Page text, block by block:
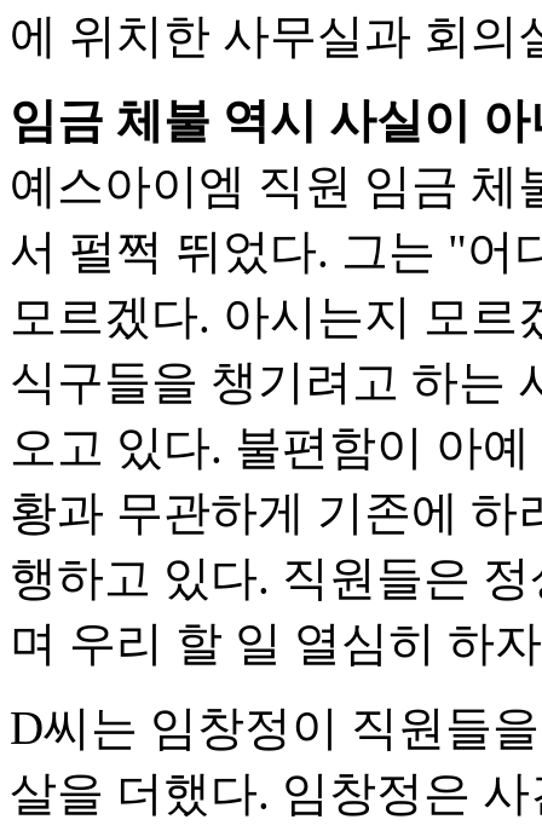
에 위치한 사무실과 회의
임금 체불 역시 사실이
예스아이엠 직원 임금
서 펄쩍 뛰었다. 그는 "어
모르겠다. 아시는지 모
식구들을 챙기려고 하는
오고 있다. 불편함이 아
황과 무관하게 기존에 하
행하고 있다. 직원들은
며 우리 할 일 열심히 하
D씨는 임창정이 직원들
살을 더했다. 임창정은